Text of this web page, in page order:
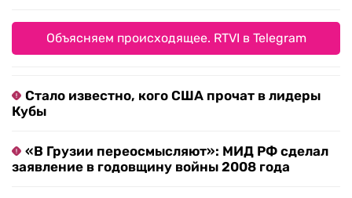
Объясняем происходящее. RTVI в Telegram
Стало известно, кого США прочат в лидеры
Кубы
«В Грузии переосмысляют»: МИД РФ сделал
заявление в годовщину войны 2008 года